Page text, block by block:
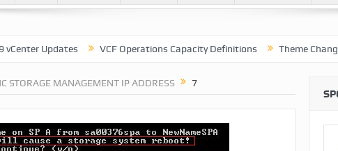
Updates VCF Operations Capacity Definitions Theme Change in
STORAGE MANAGEMENT IP ADDRESS 7